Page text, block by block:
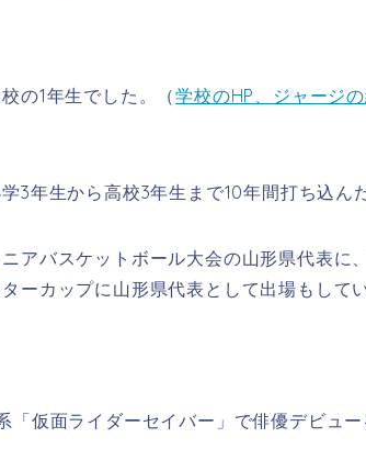
の1年生でした。（学校のHP、ジャージ
3年生から高校3年生まで10年間打ち込ん
アバスケットボール大会の山形県代表に
ーカップに山形県代表として出場もして
仮面ライダーセイバー」で俳優デビュー